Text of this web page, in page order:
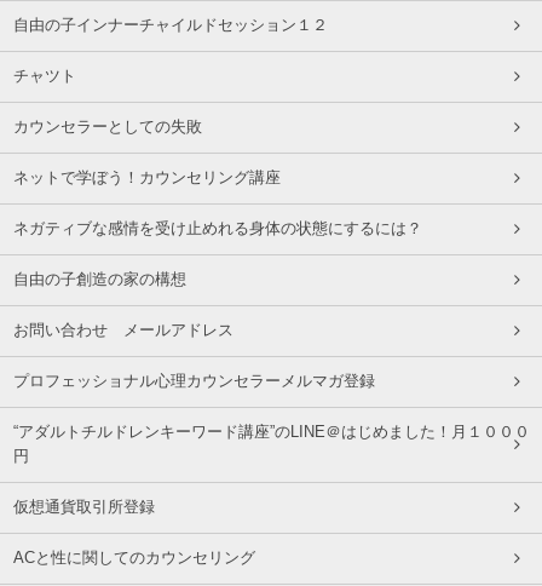
自由の子インナーチャイルドセッション１２
チャツト
カウンセラーとしての失敗
ネットで学ぼう！カウンセリング講座
ネガティブな感情を受け止めれる身体の状態にするには？
自由の子創造の家の構想
お問い合わせ メールアドレス
プロフェッショナル心理カウンセラーメルマガ登録
“アダルトチルドレンキーワード講座”のLINE＠はじめました！月１０００
円
仮想通貨取引所登録
ACと性に関してのカウンセリング